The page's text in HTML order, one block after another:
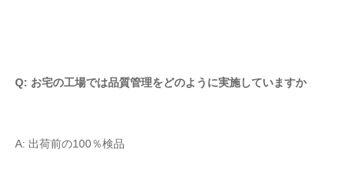
Q: お宅の工場では品質管理をどのように実施していますか
A: 出荷前の100％検品